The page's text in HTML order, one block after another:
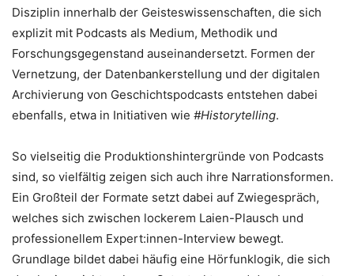
Disziplin innerhalb der Geisteswissenschaften, die sich
explizit mit Podcasts als Medium, Methodik und
Forschungsgegenstand auseinandersetzt. Formen der
Vernetzung, der Datenbankerstellung und der digitalen
Archivierung von Geschichtspodcasts entstehen dabei
ebenfalls, etwa in Initiativen wie #Historytelling.
So vielseitig die Produktionshintergründe von Podcasts
sind, so vielfältig zeigen sich auch ihre Narrationsformen.
Ein Großteil der Formate setzt dabei auf Zwiegespräch,
welches sich zwischen lockerem Laien-Plausch und
professionellem Expert:innen-Interview bewegt.
Grundlage bildet dabei häufig eine Hörfunklogik, die sich